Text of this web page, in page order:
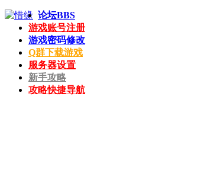
论坛BBS
游戏账号注册
游戏密码修改
Q群下载游戏
服务器设置
新手攻略
攻略快捷导航